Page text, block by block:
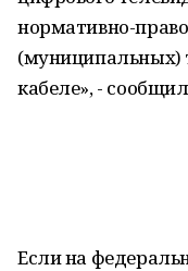
нормативно-
(муниципальных)
кабеле», -
Если на